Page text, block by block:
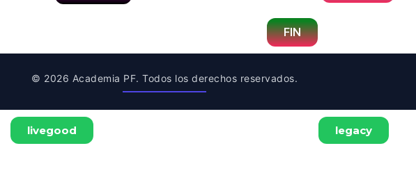
FIN
© 2026 Academia PF. Todos los derechos reservados.
livegood legacy